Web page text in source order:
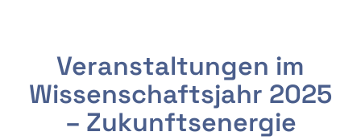
Veranstaltungen im
Wissenschaftsjahr 2025
– Zukunftsenergie